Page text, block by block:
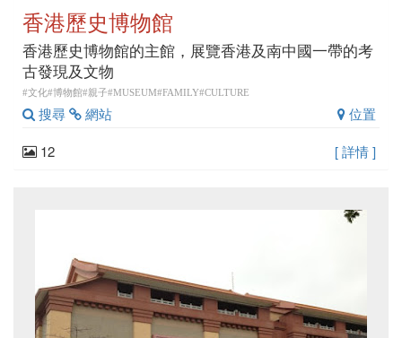
香港歷史博物館
香港歷史博物館的主館，展覽香港及南中國一帶的考
古發現及文物
#文化#博物館#親子#MUSEUM#FAMILY#CULTURE
搜尋 網站
位置
12
[ 詳情 ]